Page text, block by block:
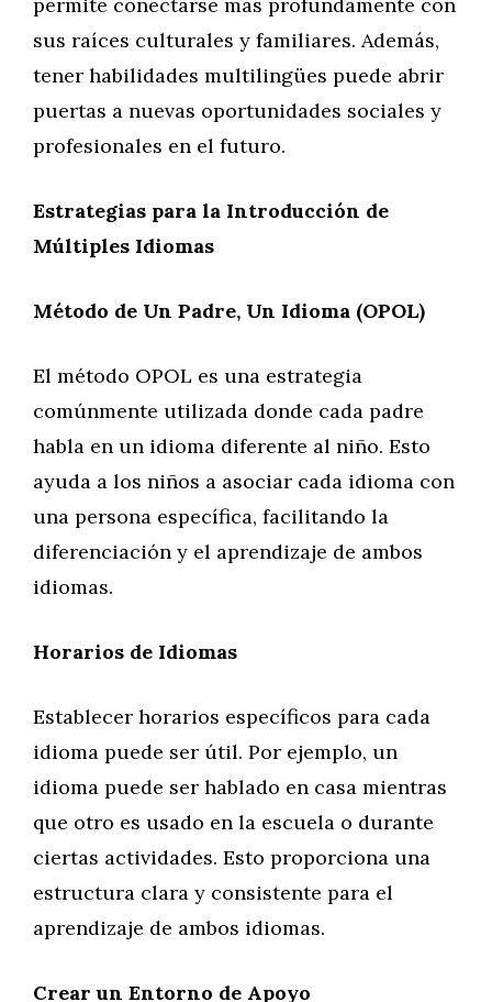
sus raíces culturales y familiares. Además,
tener habilidades multilingües puede abrir
puertas a nuevas oportunidades sociales y
profesionales en el futuro.
Estrategias para la Introducción de
Múltiples Idiomas
Método de Un Padre, Un Idioma (OPOL)
El método OPOL es una estrategia
comúnmente utilizada donde cada padre
habla en un idioma diferente al niño. Esto
ayuda a los niños a asociar cada idioma con
una persona específica, facilitando la
diferenciación y el aprendizaje de ambos
idiomas.
Horarios de Idiomas
Establecer horarios específicos para cada
idioma puede ser útil. Por ejemplo, un
idioma puede ser hablado en casa mientras
que otro es usado en la escuela o durante
ciertas actividades. Esto proporciona una
estructura clara y consistente para el
aprendizaje de ambos idiomas.
Crear un Entorno de Apoyo